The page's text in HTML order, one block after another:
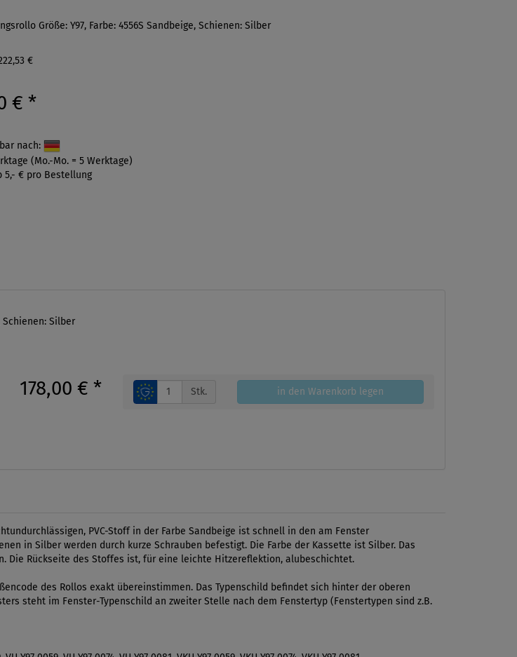
Größe: Y97, Farbe: 4556S Sandbeige, Schienen: Silber
€
€ *
nach:
(Mo.-Mo. = 5 Werktage)
5,- € pro Bestellung
Schienen: Silber
178,00 € * Stk. in den Warenkorb legen
PVC-Stoff in der Farbe Sandbeige ist schnell in den am Fenster
in Silber werden durch kurze Schrauben befestigt. Die Farbe der Kassette ist Silber. Das
Die Rückseite des Stoffes ist, für eine leichte Hitzereflektion, alubeschichtet.
des Rollos exakt übereinstimmen. Das Typenschild befindet sich hinter der oberen
steht im Fenster-Typenschild an zweiter Stelle nach dem Fenstertyp (Fenstertypen sind z.B.